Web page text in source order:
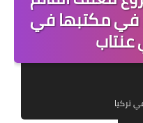
عمل داخل سوريا
عمل في تركيا
في مكتبها في
عنتاب
تركيا